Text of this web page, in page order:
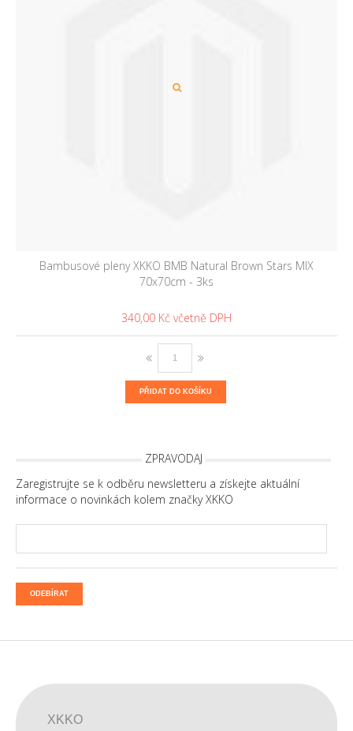
Bambusové pleny XKKO BMB Natural Brown Stars MIX
70x70cm - 3ks
340,00 Kč
PŘIDAT DO KOŠÍKU
ZPRAVODAJ
Zaregistrujte se k odběru newsletteru a získejte aktuální
informace o novinkách kolem značky XKKO
ODEBÍRAT
XKKO